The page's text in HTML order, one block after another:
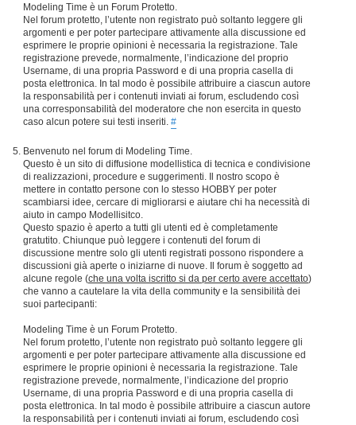
Modeling Time è un Forum Protetto.
Nel forum protetto, l’utente non registrato può soltanto leggere gli
argomenti e per poter partecipare attivamente alla discussione ed
esprimere le proprie opinioni è necessaria la registrazione. Tale
registrazione prevede, normalmente, l’indicazione del proprio
Username, di una propria Password e di una propria casella di
posta elettronica. In tal modo è possibile attribuire a ciascun autore
la responsabilità per i contenuti inviati ai forum, escludendo così
una corresponsabilità del moderatore che non esercita in questo
caso alcun potere sui testi inseriti. #
Benvenuto nel forum di Modeling Time.
Questo è un sito di diffusione modellistica di tecnica e condivisione
di realizzazioni, procedure e suggerimenti. Il nostro scopo è
mettere in contatto persone con lo stesso HOBBY per poter
scambiarsi idee, cercare di migliorarsi e aiutare chi ha necessità di
aiuto in campo Modellisitco.
Questo spazio è aperto a tutti gli utenti ed è completamente
gratutito. Chiunque può leggere i contenuti del forum di
discussione mentre solo gli utenti registrati possono rispondere a
discussioni già aperte o iniziarne di nuove. Il forum è soggetto ad
alcune regole (che una volta iscritto si da per certo avere accettato)
che vanno a cautelare la vita della community e la sensibilità dei
suoi partecipanti:
Modeling Time è un Forum Protetto.
Nel forum protetto, l’utente non registrato può soltanto leggere gli
argomenti e per poter partecipare attivamente alla discussione ed
esprimere le proprie opinioni è necessaria la registrazione. Tale
registrazione prevede, normalmente, l’indicazione del proprio
Username, di una propria Password e di una propria casella di
posta elettronica. In tal modo è possibile attribuire a ciascun autore
la responsabilità per i contenuti inviati ai forum, escludendo così